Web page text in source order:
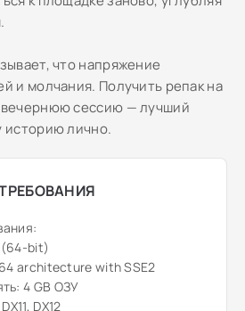
что напряжение
и молчания. Получить репак на
вечернюю сессию — лучший
историю лично.
(64-bit)
architecture with SSE2
4 GB ОЗУ
DX12